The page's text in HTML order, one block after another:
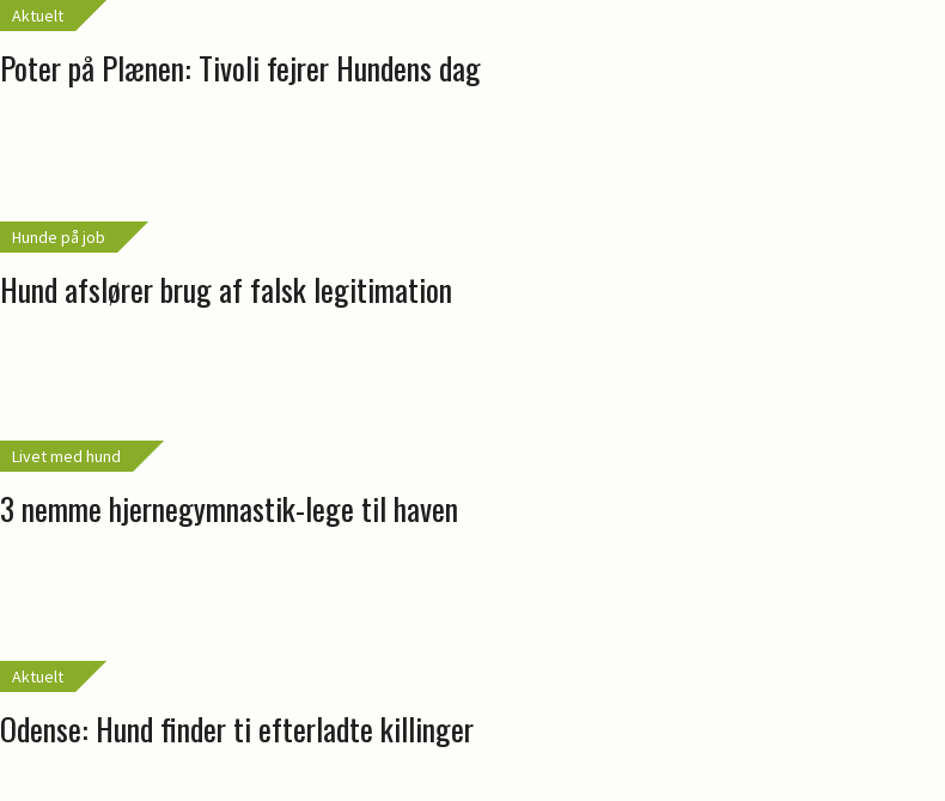
Aktuelt
Poter på Plænen: Tivoli fejrer Hundens dag
Hunde på job
Hund afslører brug af falsk legitimation
Livet med hund
3 nemme hjernegymnastik-lege til haven
Aktuelt
Odense: Hund finder ti efterladte killinger